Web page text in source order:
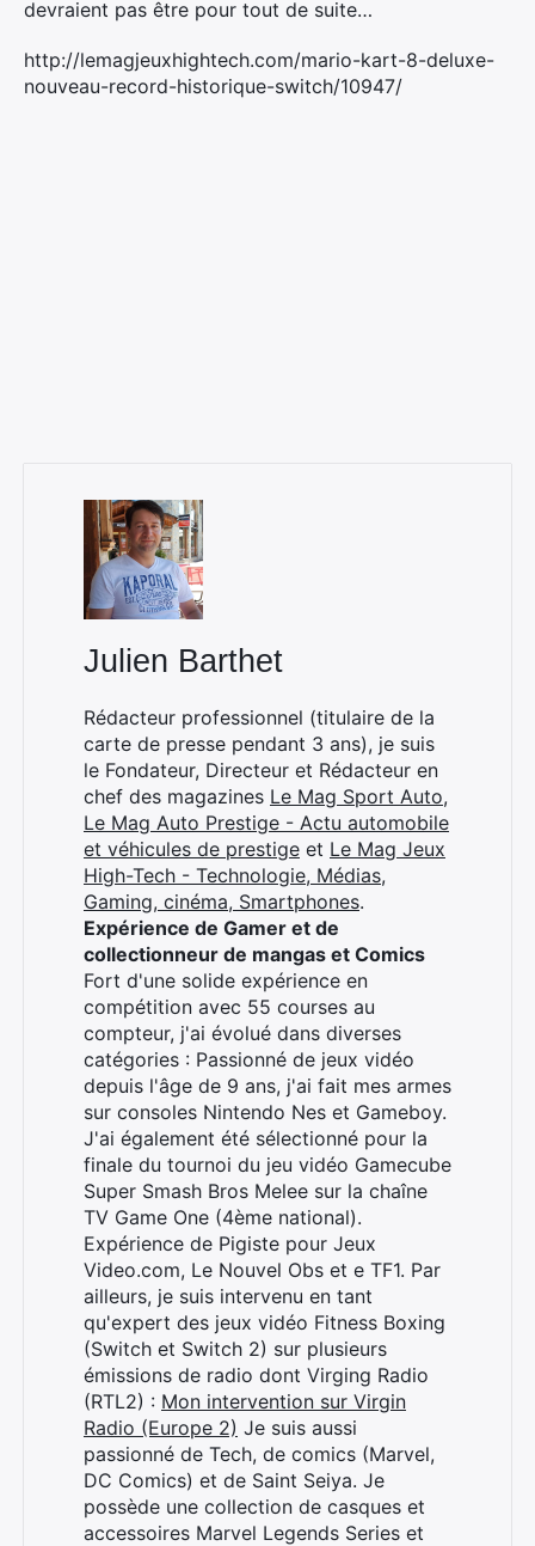
devraient pas être pour tout de suite…
http://lemagjeuxhightech.com/mario-kart-8-deluxe-
nouveau-record-historique-switch/10947/
Julien Barthet
Rédacteur professionnel (titulaire de la
carte de presse pendant 3 ans), je suis
le Fondateur, Directeur et Rédacteur en
chef des magazines Le Mag Sport Auto,
Le Mag Auto Prestige - Actu automobile
et véhicules de prestige et Le Mag Jeux
High-Tech - Technologie, Médias,
Gaming, cinéma, Smartphones.
Expérience de Gamer et de
collectionneur de mangas et Comics
Fort d'une solide expérience en
compétition avec 55 courses au
compteur, j'ai évolué dans diverses
catégories : Passionné de jeux vidéo
depuis l'âge de 9 ans, j'ai fait mes armes
sur consoles Nintendo Nes et Gameboy.
J'ai également été sélectionné pour la
finale du tournoi du jeu vidéo Gamecube
Super Smash Bros Melee sur la chaîne
TV Game One (4ème national).
Expérience de Pigiste pour Jeux
Video.com, Le Nouvel Obs et e TF1. Par
ailleurs, je suis intervenu en tant
qu'expert des jeux vidéo Fitness Boxing
(Switch et Switch 2) sur plusieurs
émissions de radio dont Virging Radio
(RTL2) : Mon intervention sur Virgin
Radio (Europe 2) Je suis aussi
passionné de Tech, de comics (Marvel,
DC Comics) et de Saint Seiya. Je
possède une collection de casques et
accessoires Marvel Legends Series et
Rechercher